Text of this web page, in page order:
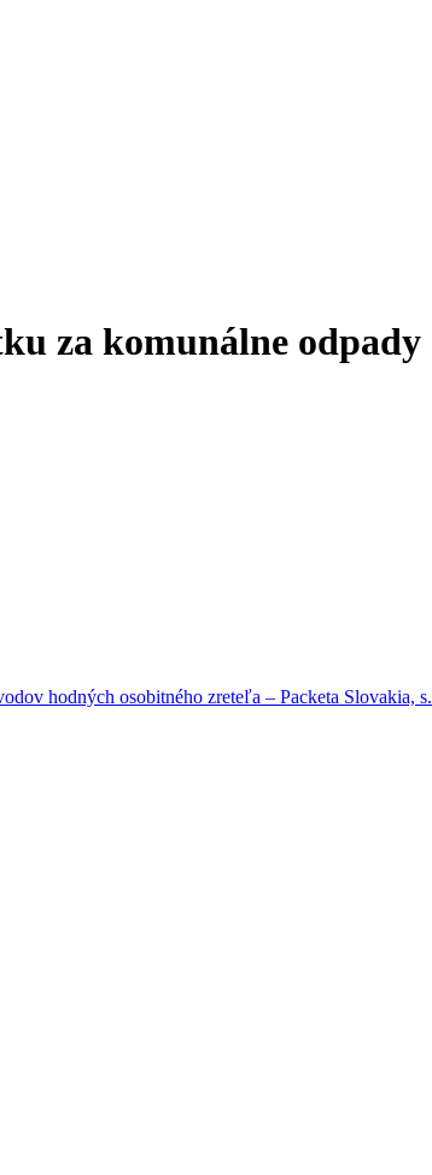
za komunálne odpady
hodných osobitného zreteľa – Packeta Slovakia,